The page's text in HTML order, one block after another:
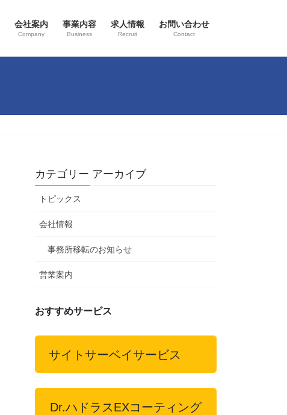
会社案内
Company
事業内容
Business
求人情報
Recruit
お問い合わせ
Contact
カテゴリー アーカイブ
トピックス
会社情報
事務所移転のお知らせ
営業案内
おすすめサービス
サイトサーベイサービス
Dr.ハドラスEXコーティング